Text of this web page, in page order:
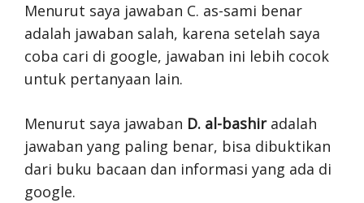
Menurut saya jawaban C. as-sami benar
adalah jawaban salah, karena setelah saya
coba cari di google, jawaban ini lebih cocok
untuk pertanyaan lain.
Menurut saya jawaban D. al-bashiradalah
jawaban yang paling benar, bisa dibuktikan
dari buku bacaan dan informasi yang ada di
google.